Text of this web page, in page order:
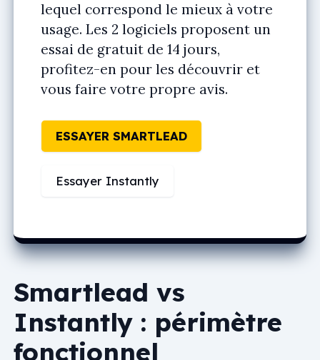
lequel correspond le mieux à votre
usage. Les 2 logiciels proposent un
essai de gratuit de 14 jours,
profitez-en pour les découvrir et
vous faire votre propre avis.
ESSAYER SMARTLEAD
Essayer Instantly
Smartlead vs
Instantly : périmètre
fonctionnel